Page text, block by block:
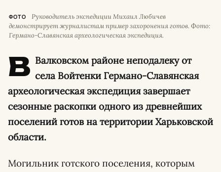
ФОТО
Руководитель экспедиции Михаил Любичев
демонстрирует журналистам пример захоронения готов. Фото:
Германо-Славянская археологическая экспедиция.
В Валковском районе неподалеку от
села Войтенки Германо-Славянская
археологическая экспедиция завершает
сезонные раскопки одного из древнейших
поселений готов на территории Харьковской
области.
Могильник готского поселения, которым